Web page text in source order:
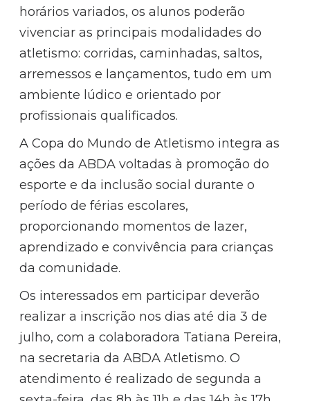
horários variados, os alunos poderão
vivenciar as principais modalidades do
atletismo: corridas, caminhadas, saltos,
arremessos e lançamentos, tudo em um
ambiente lúdico e orientado por
profissionais qualificados.
A Copa do Mundo de Atletismo integra as
ações da ABDA voltadas à promoção do
esporte e da inclusão social durante o
período de férias escolares,
proporcionando momentos de lazer,
aprendizado e convivência para crianças
da comunidade.
Os interessados em participar deverão
realizar a inscrição nos dias até dia 3 de
julho, com a colaboradora Tatiana Pereira,
na secretaria da ABDA Atletismo. O
atendimento é realizado de segunda a